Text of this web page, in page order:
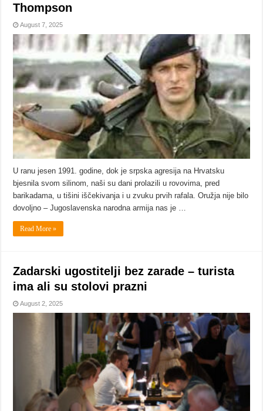
Thompson
August 7, 2025
U ranu jesen 1991. godine, dok je srpska agresija na Hrvatsku
bjesnila svom silinom, naši su dani prolazili u rovovima, pred
barikadama, u tišini iščekivanja i u zvuku prvih rafala. Oružja nije bilo
dovoljno – Jugoslavenska narodna armija nas je …
Read More »
Zadarski ugostitelji bez zarade – turista
ima ali su stolovi prazni
August 2, 2025